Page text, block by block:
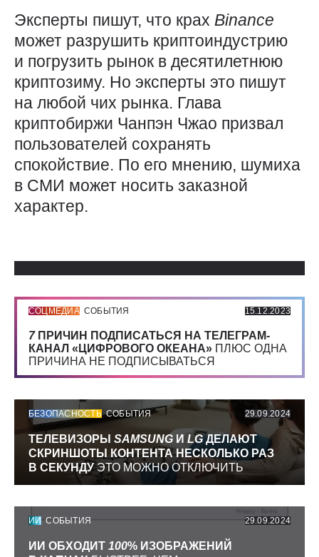
Эксперты пишут, что крах Binance
может разрушить криптоиндустрию
и погрузить рынок в десятилетнюю
криптозиму. Но эксперты это пишут
на любой чих рынка. Глава
криптобиржи Чанпэн Чжао призвал
пользователей сохранять
спокойствие. По его мнению, шумиха
в СМИ может носить заказной
характер.
СОЦМЕДИА СОБЫТИЯ 15.12.2023
7 ПРИЧИН ПОДПИСАТЬСЯ НА ТЕЛЕГРАМ-
КАНАЛ «ЦИФРОВОГО ОКЕАНА» ПЛЮС ОДНА
ПРИЧИНА НЕ ПОДПИСЫВАТЬСЯ
БЕЗОПАСНОСТЬ СОБЫТИЯ 29.09.2024
ТЕЛЕВИЗОРЫ SAMSUNG И LGДЕЛАЮТ
СКРИНШОТЫ КОНТЕНТА НЕСКОЛЬКО РАЗ
В СЕКУНДУЭТО МОЖНО ОТКЛЮЧИТЬ
ИИ СОБЫТИЯ 29.09.2024
ИИ ОБХОДИТ 100% ИЗОБРАЖЕНИЙ